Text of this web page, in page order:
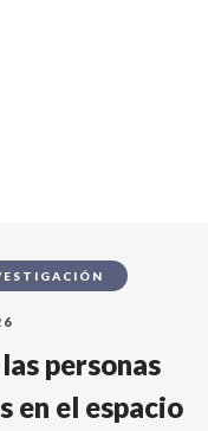
personas
en el espacio